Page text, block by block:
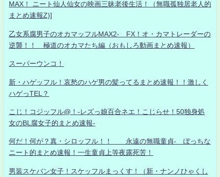
MAX！ ニート仙人仙女の映画三昧老後生活！（無職孤独居老人的
まとめ速報Z)]
乙女系腐男子のオカマッフルMAX2- FX！オ・カマトレーダーの
逆襲！！ 極道のオカマたち編（おもしろ動画まとめ速報）
スーパーウンコ！
新・ハゲッフル！哀愁のハゲ男の髪ってるまとめ速報！！激しく
ハゲっTEL？
こじ！コジッフル@！-レズっ娘百合ネエ！こじらせ！50独身処
女のBL腐女子的まとめ速報-
何だ！何が？真・シロッフル！！ 永遠の無職童貞- ぼっちな
ニート的まとめ速報！一生童貞上等夜露死苦！
男装スケバン女子！スケッフルまっくす！（新・ナンノひゃくし